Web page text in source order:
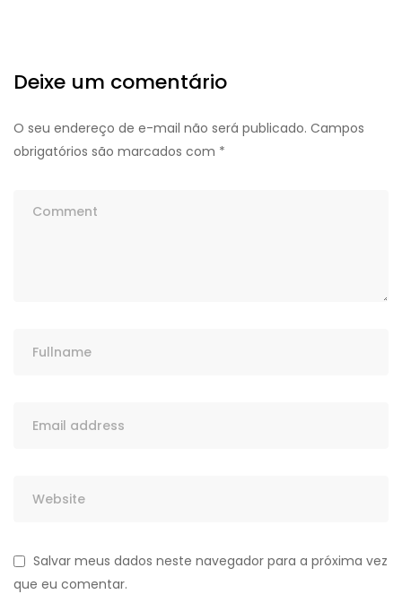
Deixe um comentário
O seu endereço de e-mail não será publicado. Campos
obrigatórios são marcados com *
Salvar meus dados neste navegador para a próxima vez
que eu comentar.